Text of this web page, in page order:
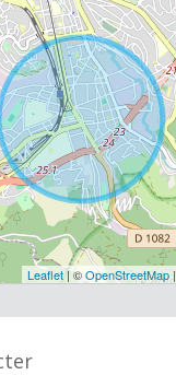
Leaflet| ©OpenStreetMap|